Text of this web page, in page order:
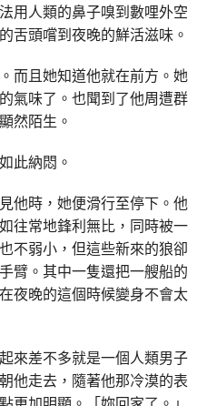
用人類的鼻子嗅到數哩外空
舌頭嚐到夜晚的鮮活滋味。
而且她知道他就在前方。她
氣味了。也聞到了他周遭群
然陌生。
此納悶。
他時，她便滑行至停下。他
往常地鋒利無比，同時被一
不弱小，但這些新來的狼卻
臂。其中一隻還把一艘船的
夜晚的這個時候變身不會太
來差不多就是一個人類男子
他走去，隨著他那冷漠的表